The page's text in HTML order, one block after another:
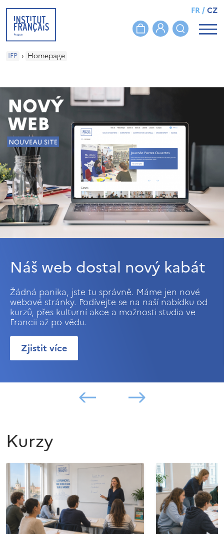
FR/CZ
IFP › Homepage
Náš web dostal nový kabát
Žádná panika, jste tu správně. Máme jen nové
webové stránky. Podívejte se na naší nabídku od
kurzů, přes kulturní akce a možnosti studia ve
Francii až po vědu.
Zjistit více
Kurzy